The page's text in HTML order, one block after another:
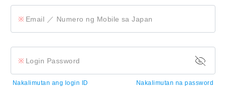
Email ／ Numero ng Mobile sa Japan
Login Password
Nakalimutan ang login ID Nakalimutan na password